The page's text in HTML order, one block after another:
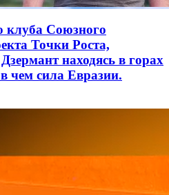
клуба Союзного
Точки Роста,
находясь в горах
чем сила Евразии.